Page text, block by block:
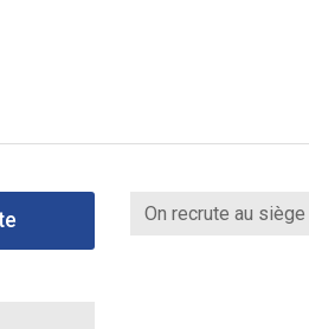
On recrute au siège